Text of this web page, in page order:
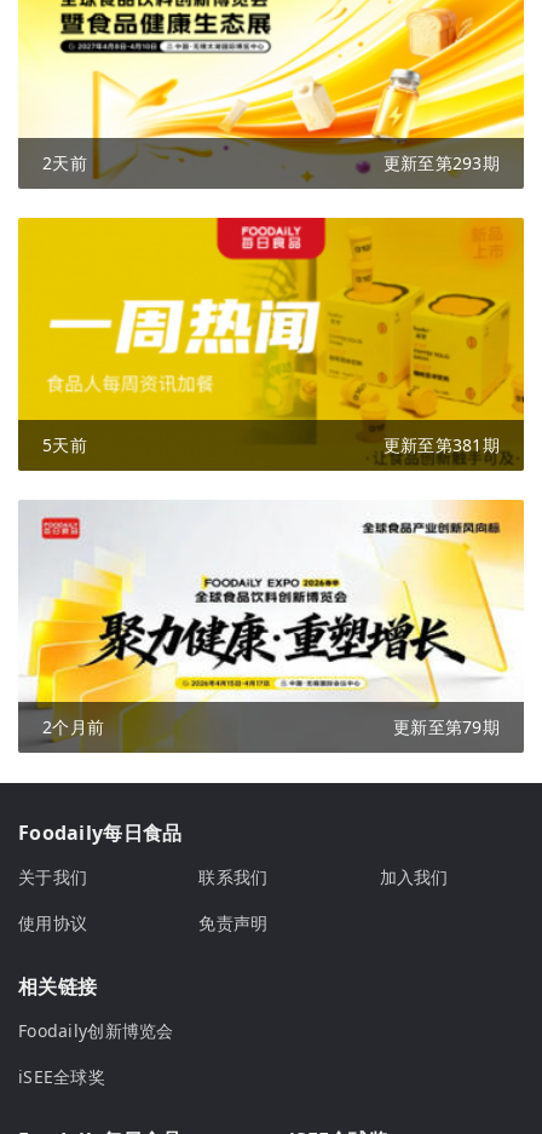
2天前 更新至第293期
5天前 更新至第381期
2个月前 更新至第79期
Foodaily每日食品
关于我们 联系我们
加入我们
使用协议
免责声明
相关链接
Foodaily创新博览会
iSEE全球奖